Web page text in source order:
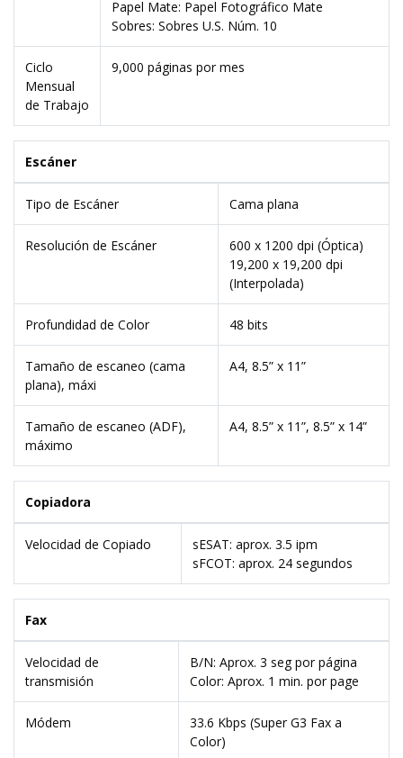
Papel Mate: Papel Fotográfico Mate
Sobres: Sobres U.S. Núm. 10
Ciclo
Mensual
de Trabajo
9,000 páginas por mes
Escáner
Tipo de Escáner Cama plana
Resolución de Escáner
600 x 1200 dpi (Óptica)
19,200 x 19,200 dpi
(Interpolada)
Profundidad de Color 48 bits
Tamaño de escaneo (cama
plana), máxi
A4, 8.5” x 11”
Tamaño de escaneo (ADF),
máximo
A4, 8.5” x 11”, 8.5” x 14”
Copiadora
Velocidad de Copiado
sESAT: aprox. 3.5 ipm
sFCOT: aprox. 24 segundos
Fax
Velocidad de
transmisión
B/N: Aprox. 3 seg por página
Color: Aprox. 1 min. por page
Módem
33.6 Kbps (Super G3 Fax a
Color)